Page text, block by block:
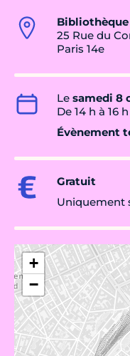
25 Rue du
Paris 14e
Le samedi 8
De 14 h à 16 h
Évènement
Gratuit
Uniquement
+
−